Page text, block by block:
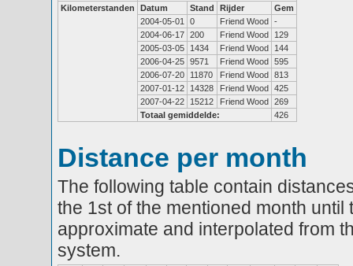
Kilometerstanden
Datum Stand Rijder
Gem
2004-05-01
0 Friend Wood -
2004-06-17 200 Friend Wood
129
2005-03-05
1434 Friend Wood
144
2006-04-25 9571 Friend Wood 595
2006-07-20
11870 Friend Wood 813
2007-01-12
14328 Friend Wood 425
2007-04-22
15212 Friend Wood 269
Totaal gemiddelde:
426
Distance per month
The following table contain
the 1st of the mentioned month
approximate and interpolated from
system.